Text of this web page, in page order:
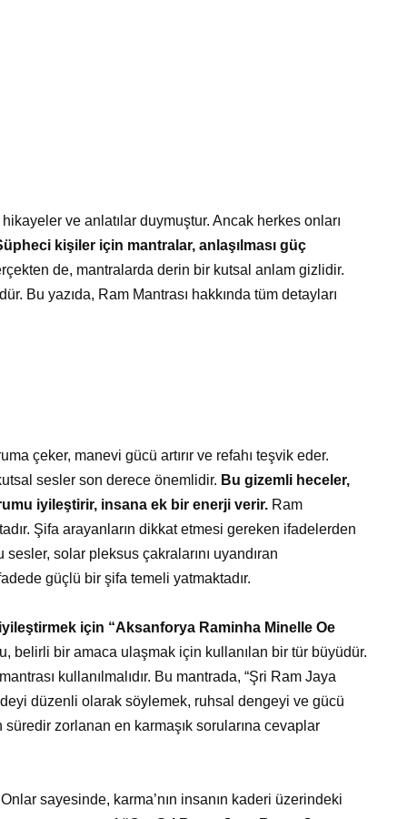
ve anlatılar duymuştur. Ancak herkes onları
kişiler için mantralar, anlaşılması güç
de, mantralarda derin bir kutsal anlam gizlidir.
Bu yazıda, Ram Mantrası hakkında tüm detayları
çeker, manevi gücü artırır ve refahı teşvik eder.
sesler son derece önemlidir. Bu gizemli heceler,
iyileştirir, insana ek bir enerji verir. Ram
Şifa arayanların dikkat etmesi gereken ifadelerden
sesler, solar pleksus çakralarını uyandıran
güçlü bir şifa temeli yatmaktadır.
için “Aksanforya Raminha Minelle Oe
belirli bir amaca ulaşmak için kullanılan bir tür büyüdür.
kullanılmalıdır. Bu mantrada, “Şri Ram Jaya
düzenli olarak söylemek, ruhsal dengeyi ve gücü
zorlanan en karmaşık sorularına cevaplar
sayesinde, karma’nın insanın kaderi üzerindeki